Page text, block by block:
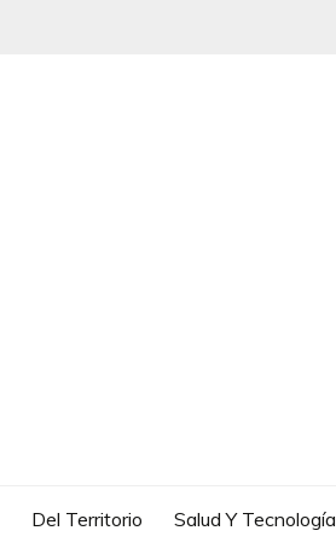
Del Territorio Salud Y Tecnología